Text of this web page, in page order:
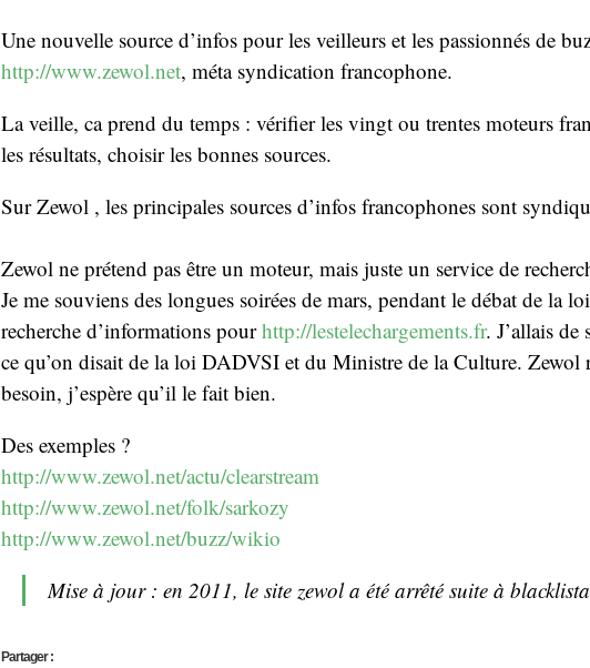
Une nouvelle source d’infos pour les veilleurs et les passionnés de
http://www.zewol.net, méta syndication francophone.
La veille, ca prend du temps : vérifier les vingt ou trentes moteurs
les résultats, choisir les bonnes sources.
Sur Zewol , les principales sources d’infos francophones sont
Zewol ne prétend pas être un moteur, mais juste un service de
Je me souviens des longues soirées de mars, pendant le débat de la
recherche d’informations pourhttp://lestelechargements.fr. J’allais de
ce qu’on disait de la loi DADVSI et du Ministre de la Culture. Zewol
besoin, j’espère qu’il le fait bien.
Des exemples ?
http://www.zewol.net/actu/clearstream
http://www.zewol.net/folk/sarkozy
http://www.zewol.net/buzz/wikio
Mise à jour : en 2011, le site zewol a été arrêté suite à
Partager :